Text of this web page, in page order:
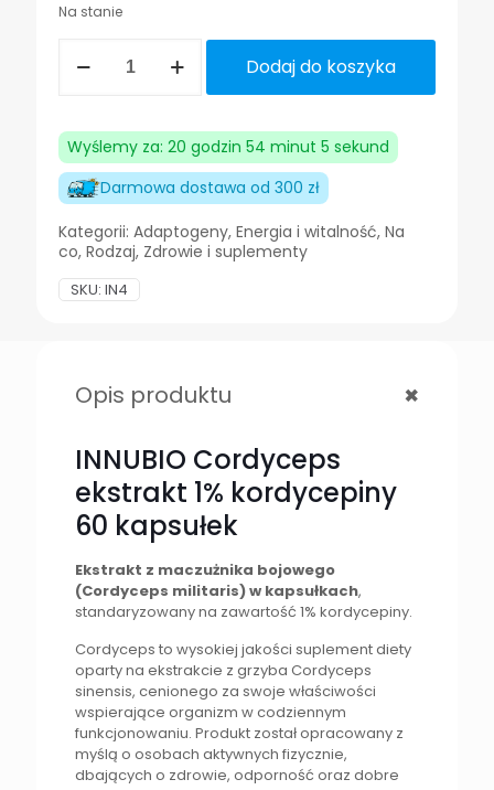
Na stanie
INNUBIO
1%
kordycepiny
60
kapsułek
Dodaj do koszyka
Wyślemy za: 20 godzin 54 minut 5 sekund
Darmowa dostawa od 300 zł
Kategorii: Adaptogeny, Energia i witalność, Na
co, Rodzaj, Zdrowie i suplementy
SKU: IN4
Opis produktu +
INNUBIO Cordyceps
ekstrakt 1% kordycepiny
60 kapsułek
Ekstrakt z maczużnika bojowego
(Cordyceps militaris) w kapsułkach,
standaryzowany na zawartość 1% kordycepiny.
Cordyceps to wysokiej jakości suplement diety
oparty na ekstrakcie z grzyba Cordyceps
sinensis, cenionego za swoje właściwości
wspierające organizm w codziennym
funkcjonowaniu. Produkt został opracowany z
myślą o osobach aktywnych fizycznie,
dbających o zdrowie, odporność oraz dobre